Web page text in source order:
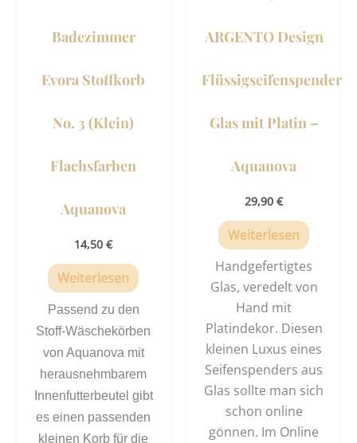
Badezimmer
Evora Stoffkorb
No. 3 (Klein)
Flachsfarben
Aquanova
14,50 €
Weiterlesen
Passend zu den
Stoff-Wäschekörben
von Aquanova mit
herausnehmbarem
Innenfutterbeutel gibt
es einen passenden
kleinen Korb für die
ARGENTO Design
Flüssigseifenspender
Glas mit Platin –
Aquanova
29,90 €
Weiterlesen
Handgefertigtes
Glas, veredelt von
Hand mit
Platindekor. Diesen
kleinen Luxus eines
Seifenspenders aus
Glas sollte man sich
schon online
gönnen. Im Online